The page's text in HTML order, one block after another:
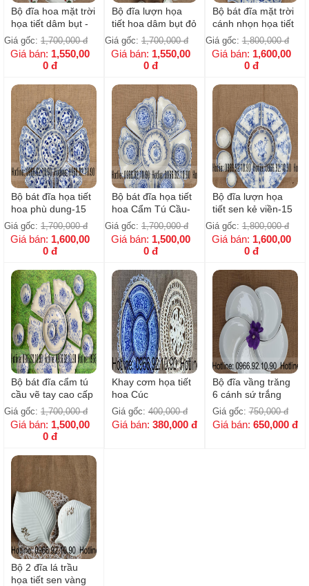
Bộ đĩa hoa mặt trời
họa tiết dâm bụt -
15 sản phẩm
Giá gốc: 1,700,000 đ
Giá bán: 1,550,00
0 đ
Bộ đĩa lượn họa
tiết hoa dâm bụt đỏ
- 15 sản phẩm
Giá gốc: 1,700,000 đ
Giá bán: 1,550,00
0 đ
Bộ bát đĩa mặt trời
cánh nhọn họa tiết
cúc hoa dây cổ-15
sản phẩm
Giá gốc:1,800,000 đ
Giá bán: 1,600,00
0 đ
Bộ bát đĩa họa tiết
hoa phù dung-15
sản phẩm
Giá gốc: 1,700,000 đ
Giá bán: 1,600,00
0 đ
Bộ bát đĩa họa tiết
hoa Cẩm Tú Cầu-
15 sản phẩm
Giá gốc: 1,700,000 đ
Giá bán: 1,500,00
0 đ
Bộ đĩa lượn họa
tiết sen kẻ viền-15
sản phẩm
Giá gốc:1,800,000 đ
Giá bán: 1,600,00
0 đ
Bộ bát đĩa cẩm tú
cầu vẽ tay cao cấp
Bát Tràng - 15 sản
phẩm
Giá gốc: 1,700,000 đ
Giá bán: 1,500,00
0 đ
Khay cơm họa tiết
hoa Cúc
Giá gốc:400,000 đ
Giá bán: 380,000 đ
Bộ đĩa vầng trăng
6 cánh sứ trắng
Bát Tràng
Giá gốc:750,000 đ
Giá bán: 650,000 đ
Bộ 2 đĩa lá trầu
họa tiết sen vàng